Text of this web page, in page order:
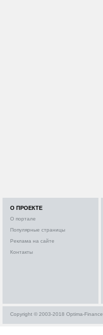
О ПРОЕКТЕ
О портале
Популярные страницы
Реклама на сайте
Контакты
Copyright © 2003-2018 Optima-Finance